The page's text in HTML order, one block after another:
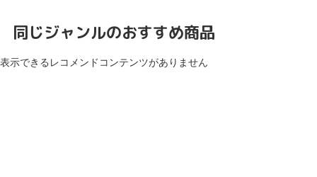
同じジャンルのおすすめ商品
表示できるレコメンドコンテンツがありません